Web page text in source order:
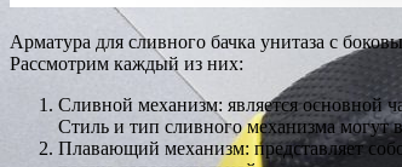
Арматура для сливного бачка унитаза с
Рассмотрим каждый из них:
Сливной механизм: является основной
Стиль и тип сливного механизма могут
Плавающий механизм: представляет